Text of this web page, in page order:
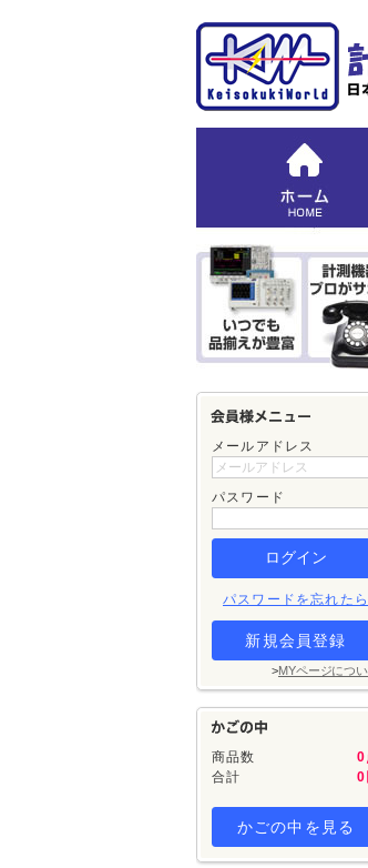
メールアドレス
パスワード
パスワードを忘れたら
新規会員登録
>MYページにつ
商品数
0
合計
0
かごの中を見る